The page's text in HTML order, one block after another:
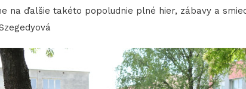
na ďalšie takéto popoludnie plné hier, zábavy a